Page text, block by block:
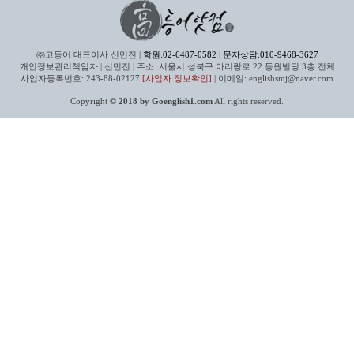
㈜고등어 대표이사 신민진 | 학원:02-6487-0582 | 문자상담:010-9468-3627
개인정보관리책임자 | 신민진 | 주소: 서울시 성북구 아리랑로 22 동원빌딩 3층 전체
사업자등록번호: 243-88-02127 [사업자 정보확인] | 이메일: englishsmj@naver.com
Copyright © 2018 by Goenglish1.com All rights reserved.